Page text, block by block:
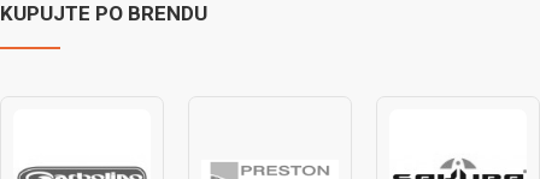
KUPUJTE PO BRENDU